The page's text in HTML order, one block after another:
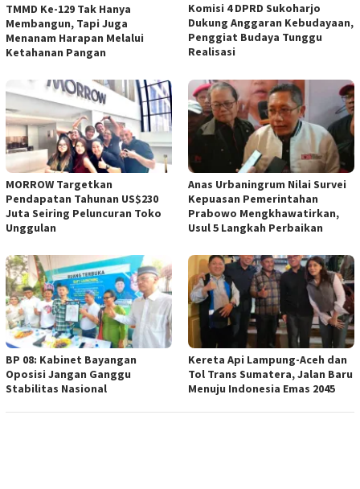
TMMD Ke-129 Tak Hanya
Membangun, Tapi Juga
Menanam Harapan Melalui
Ketahanan Pangan
Komisi 4 DPRD Sukoharjo
Dukung Anggaran Kebudayaan,
Penggiat Budaya Tunggu
Realisasi
MORROW Targetkan
Pendapatan Tahunan US$230
Juta Seiring Peluncuran Toko
Unggulan
Anas Urbaningrum Nilai Survei
Kepuasan Pemerintahan
Prabowo Mengkhawatirkan,
Usul 5 Langkah Perbaikan
BP 08: Kabinet Bayangan
Oposisi Jangan Ganggu
Stabilitas Nasional
Kereta Api Lampung-Aceh dan
Tol Trans Sumatera, Jalan Baru
Menuju Indonesia Emas 2045